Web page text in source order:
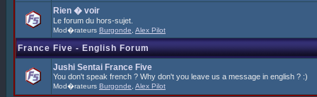
Rien � voir
Le forum du hors-sujet.
Mod�rateurs Burgonde Alex Pilot
France Five - English Forum
Jushi Sentai France Five
You don't speak french ? Why don't you leave us a message in english ? :)
Mod�rateurs Burgonde Alex Pilot